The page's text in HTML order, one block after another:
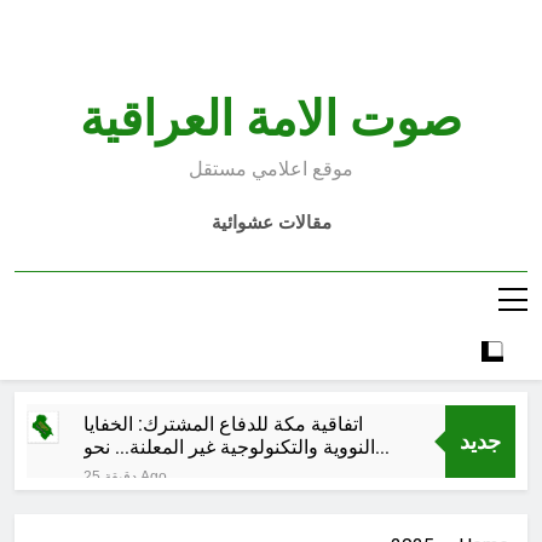
صوت الامة العراقية
موقع اعلامي مستقل
مقالات عشوائية
جديد
اتفاقية مكة للدفاع المشترك: الخفايا
النووية والتكنولوجية غير المعلنة… نحو
هندسة ردع جديدة في الشرق الأوسط ؟
25 دقيقة Ago